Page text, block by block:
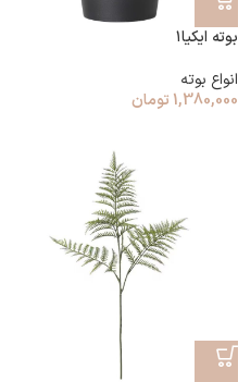
بوته ایکیا۱
انواع بوته
1,380,000 تومان